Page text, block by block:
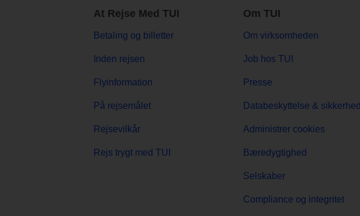
At Rejse Med TUI
Betaling og billetter
Inden rejsen
Flyinformation
På rejsemålet
Rejsevilkår
Rejs trygt med TUI
Om TUI
Om virksomheden
Job hos TUI
Presse
Databeskyttelse & sikkerhed
Administrer cookies
Bæredygtighed
Selskaber
Compliance og integritet